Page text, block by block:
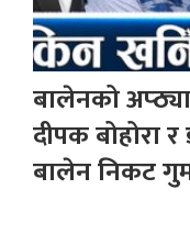
बालेनको
दीपक बोहोरा
बालेन निकट